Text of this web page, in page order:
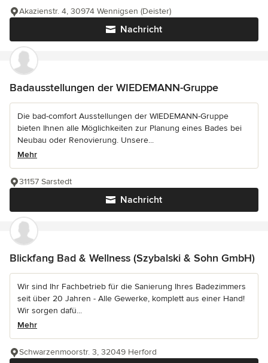
Nachricht
Akazienstr. 4, 30974 Wennigsen (Deister)
Badausstellungen der WIEDEMANN-Gruppe
Die bad-comfort Ausstellungen der WIEDEMANN-Gruppe
bieten Ihnen alle Möglichkeiten zur Planung eines Bades bei
Neubau oder Renovierung. Unsere...
Mehr
Nachricht
31157 Sarstedt
Blickfang Bad & Wellness (Szybalski & Sohn GmbH)
Wir sind Ihr Fachbetrieb für die Sanierung Ihres Badezimmers
seit über 20 Jahren - Alle Gewerke, komplett aus einer Hand!
Wir sorgen dafü...
Mehr
Schwarzenmoorstr. 3, 32049 Herford